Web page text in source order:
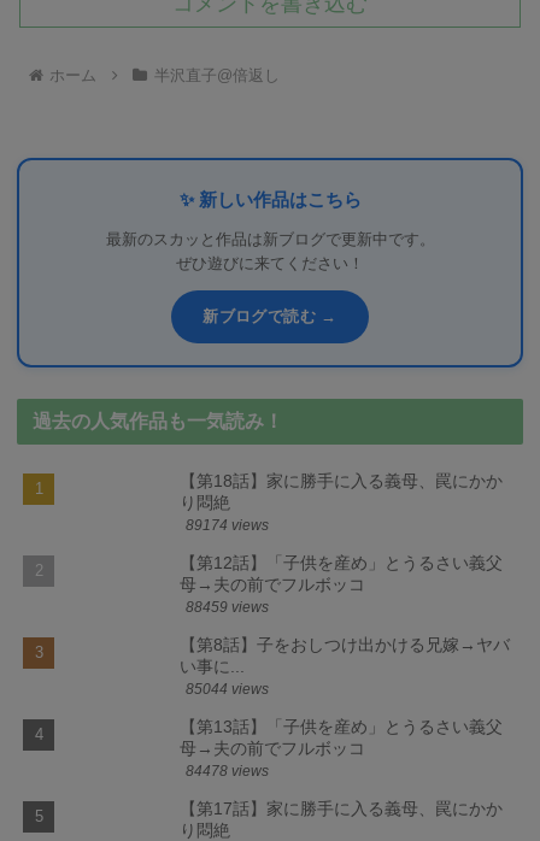
ホーム 半沢直子@倍返し
✨ 新しい作品はこちら
最新のスカッと作品は新ブログで更新中です。
ぜひ遊びに来てください！
新ブログで読む →
過去の人気作品も一気読み！
【第18話】家に勝手に入る義母、罠にかか
り悶絶
89174 views
【第12話】「子供を産め」とうるさい義父
母→夫の前でフルボッコ
88459 views
【第8話】子をおしつけ出かける兄嫁→ヤバ
い事に...
85044 views
【第13話】「子供を産め」とうるさい義父
母→夫の前でフルボッコ
84478 views
【第17話】家に勝手に入る義母、罠にかか
り悶絶